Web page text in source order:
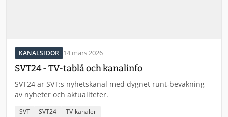
KANALSIDOR 14 mars 2026
SVT24 - TV-tablå och kanalinfo
SVT24 är SVT:s nyhetskanal med dygnet runt-bevakning
av nyheter och aktualiteter.
SVT SVT24 TV-kanaler